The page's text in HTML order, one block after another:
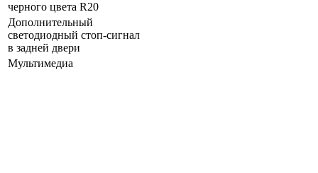
черного цвета R20
Дополнительный
светодиодный стоп-сигнал
в задней двери
Мультимедиа